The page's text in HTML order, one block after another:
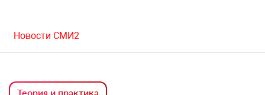
Новости СМИ2
Теория и практика